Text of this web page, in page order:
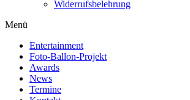
Widerrufsbelehrung
Menü
Entertainment
Foto-Ballon-Projekt
Awards
News
Termine